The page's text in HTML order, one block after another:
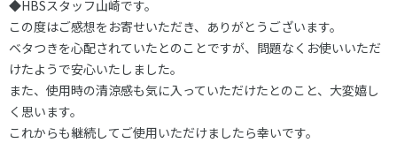
◆HBSスタッフ山崎です。
この度はご感想をお寄せいただき、ありがとうございます。
ベタつきを心配されていたとのことですが、問題なくお使いいただ
けたようで安心いたしました。
また、使用時の清涼感も気に入っていただけたとのこと、大変嬉し
く思います。
これからも継続してご使用いただけましたら幸いです。